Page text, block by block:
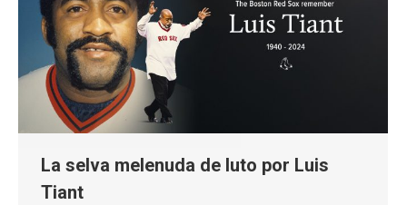
La selva melenuda de luto por Luis
Tiant